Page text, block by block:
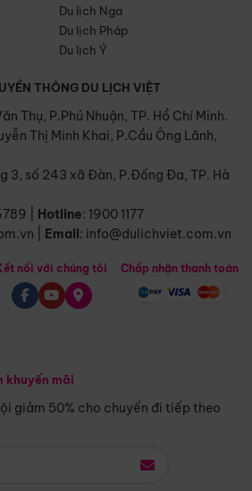
Du lịch Nga
Du lịch Pháp
Du lịch Ý
THÔNG DU LỊCH VIỆT
Thụ, P.Phú Nhuận, TP. Hồ Chí Minh.
Thị Minh Khai, P.Cầu Ông Lãnh,
3, số 243 xã Đàn, P.Đống Đa, TP. Hà
Hotline: 1900 1177
Email: info@dulichviet.com.vn
khuyến mãi
giảm 50% cho chuyến đi tiếp theo
nối với chúng tôi Chấp nhận thanh toán